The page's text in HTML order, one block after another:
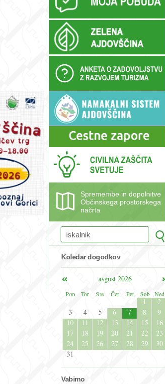
Spremembe in dopolnitve
Občinskega prostorskega
načrta
Koledar dogodkov
avgust 2026
Pon
Tor Sre Čet Pet Sob Ned
1
2
3
4 5 6 7 8
9
10
11 12 13 14 15
16
17
18 19 20 21 22
23
24
25 26 27 28 29
30
31
Vabimo